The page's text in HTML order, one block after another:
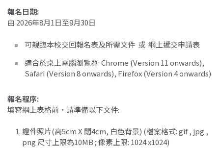
報名日期:
由 2026年8月1日至9月30日
可親臨本校交回報名表及所需文件 或 網上遞交申請表
適合於桌上電腦瀏覽器: Chrome (Version 11 onwards),
Safari (Version 8 onwards), Firefox (Version 4 onwards)
報名程序:
填寫網上表格前，請準備以下文件:
證件照片(高5cm X 闊4cm, 白色背景) (檔案格式: gif , jpg ,
png 尺寸上限為10MB ; 像素上限: 1024 x1024)